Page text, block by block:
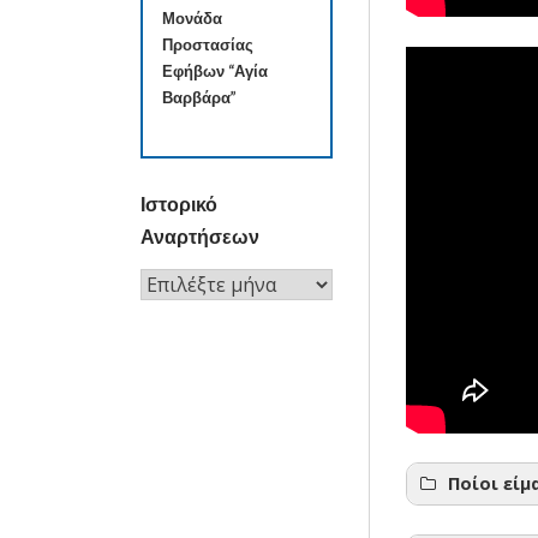
Ποίοι
Μονάδα
Προστασίας
Εφήβων “Αγία
Βαρβάρα”
Ιστορικό
Αναρτήσεων
Ιστορικό